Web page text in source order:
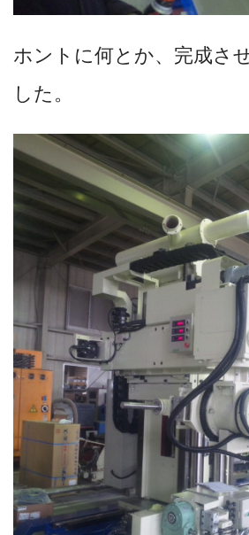
ホントに何とか、完成さ
した。